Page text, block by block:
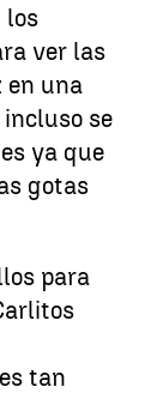
los
ver las
en una
se
ya que
gotas
para
tan